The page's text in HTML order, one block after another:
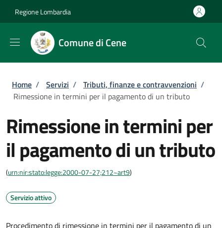
Regione Lombardia
Comune di Cene
Briciole di pane
Home / Servizi / Tributi, finanze e contravvenzioni /
Rimessione in termini per il pagamento di un tributo
Rimessione in termini per
il pagamento di un tributo
(urn:nir:stato:legge:2000-07-27;212~art9)
Servizio attivo
Procedimento di rimessione in termini per il pagamento di un